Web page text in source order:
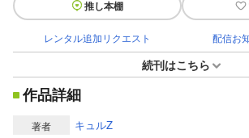
推し本棚
レンタル追加リクエスト 配信お
続刊はこちら
作品詳細
著者 キュルZ